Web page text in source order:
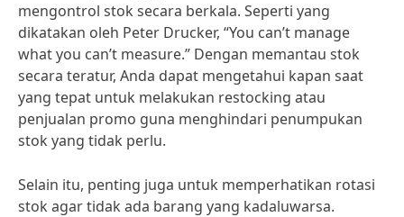
mengontrol stok secara berkala. Seperti yang
dikatakan oleh Peter Drucker, “You can’t manage
what you can’t measure.” Dengan memantau stok
secara teratur, Anda dapat mengetahui kapan saat
yang tepat untuk melakukan restocking atau
penjualan promo guna menghindari penumpukan
stok yang tidak perlu.
Selain itu, penting juga untuk memperhatikan rotasi
stok agar tidak ada barang yang kadaluwarsa.